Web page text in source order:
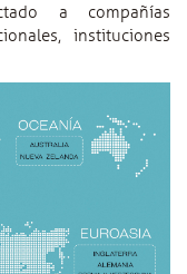
a compañías
instituciones